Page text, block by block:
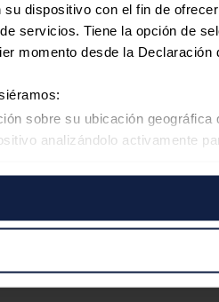
dispositivo con el fin de
servicios. Tiene la opción de
momento desde la
sobre su ubicación
analizándolo activamente
se usan para personalizar el
que les haya